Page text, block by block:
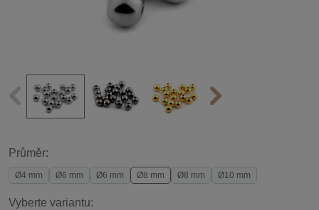
Průměr:
Ø4 mm Ø6 mm Ø6 mm Ø8 mm Ø8 mm Ø10 mm
Vyberte variantu: